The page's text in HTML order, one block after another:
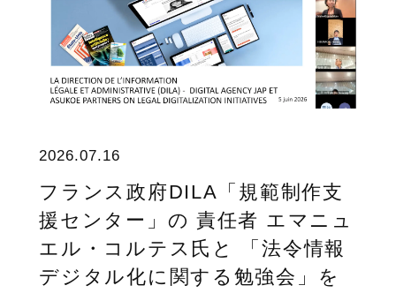
2026.07.16
フランス政府DILA「規範制作支
援センター」の 責任者 エマニュ
エル・コルテス氏と 「法令情報
デジタル化に関する勉強会」を